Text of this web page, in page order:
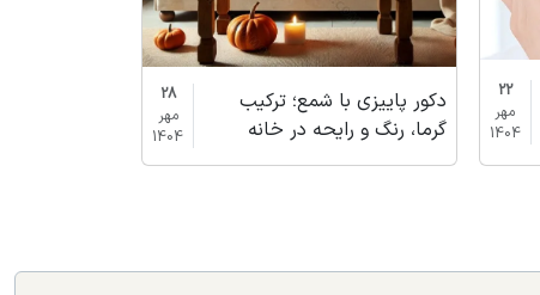
22
مهر
1404
دکور پاییزی با شمع؛ ترکیب
گرما، رنگ و رایحه در خانه
28
مهر
1404